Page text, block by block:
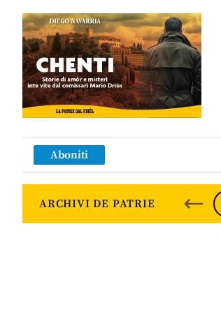
Aboniti
ARCHIVI DE PATRIE